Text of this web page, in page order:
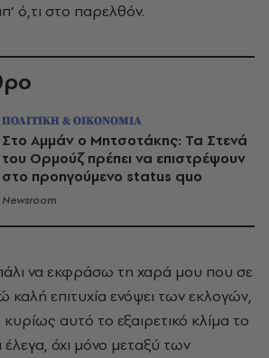
ό,τι στο παρελθόν.
ΠΟΛΙΤΙΚΗ & ΟΙΚΟΝΟΜΙΑ
Στο Αμμάν ο Μητσοτάκης: Τα Στενά
του Ορμούζ πρέπει να επιστρέψουν
στο προηγούμενο status quo
Newsroom
να εκφράσω τη χαρά μου που σε
επιτυχία ενόψει των εκλογών,
αυτό το εξαιρετικό κλίμα το
όχι μόνο μεταξύ των